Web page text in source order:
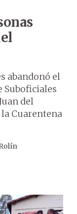
abandonó el
Suboficiales
del
Cuarentena